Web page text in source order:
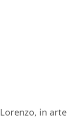
in arte